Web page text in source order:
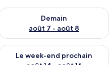
août 6 - août 7
Demain
août 7 - août 8
Vérifier la disponibilité pour
end août 7 - août 9
Le week-end prochain
Vérifier la disponibilité pour